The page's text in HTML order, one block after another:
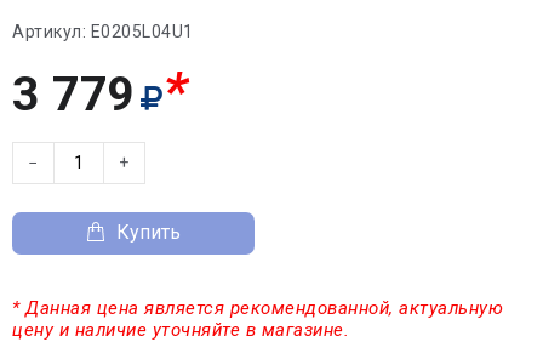
Артикул: E0205L04U1
3 779 *
− +
Купить
* Данная цена является рекомендованной, актуальную
цену и наличие уточняйте в магазине.